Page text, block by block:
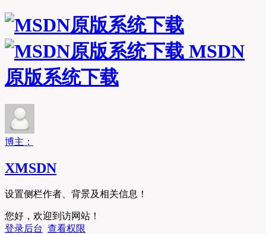
MSDN
原版系统下载
博主：
XMSDN
设置侧栏作者、背景及相关信息！
您好，欢迎到访网站！
登录后台 查看权限